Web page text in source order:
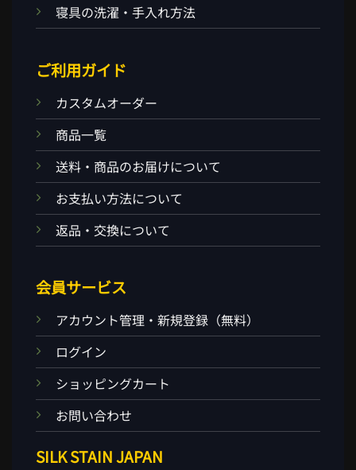
寝具の洗濯・手入れ方法
ご利用ガイド
カスタムオーダー
商品一覧
送料・商品のお届けについて
お支払い方法について
返品・交換について
会員サービス
アカウント管理・新規登録（無料）
ログイン
ショッピングカート
お問い合わせ
SILK STAIN JAPAN